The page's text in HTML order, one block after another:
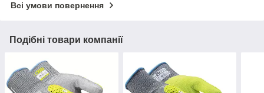
Всі умови повернення
Подібні товари компанії